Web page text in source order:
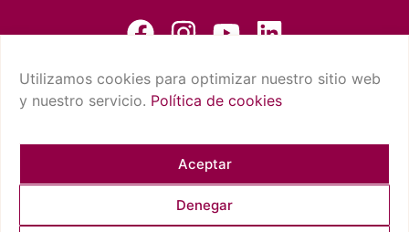
Utilizamos cookies para optimizar nuestro sitio web
y nuestro servicio. Política de cookies
Aceptar
Denegar
CONTACTO Y SUGERENCIAS
AVISO LEGAL
CUMPLIMIENTO NORMATIVO